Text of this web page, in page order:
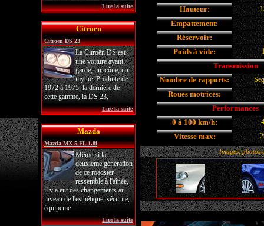
Lire la suite
Citroen
Citroen DS 23
La Citroën DS est
une voiture avant-
garde, un icône, un
mythe. Produite de
1972 à 1975, la dernière de
cette gamme, la DS 23,
Lire la suite
Mazda
Mazda MX-5 FL 1.8i
Même si la
deuxième génération
de ce roadster
ressemble à l'aînée,
il y a eut des changements au
niveau de l'esthétique, sécurité,
équipeme
Lire la suite
Hauteur:
Empattement:
Réservoir:
Poids à vide:
Transmission
Nombre de rapports:
Roues motrices:
Performances
0 à 100 km/h:
Vitesse max:
Images, photos